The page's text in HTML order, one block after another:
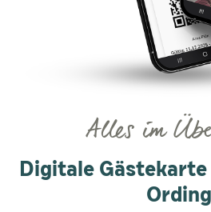
Alles im
Digitale
Ording